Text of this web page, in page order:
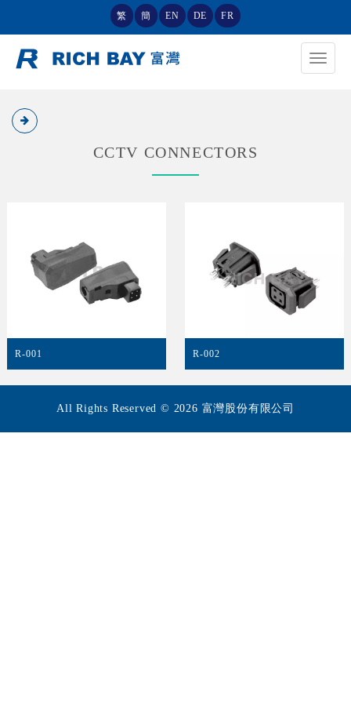
繁 簡 EN DE FR
Toggle
CCTV CONNECTORS
R-001 R-002
All Rights Reserved © 2026 富灣股份有限公司